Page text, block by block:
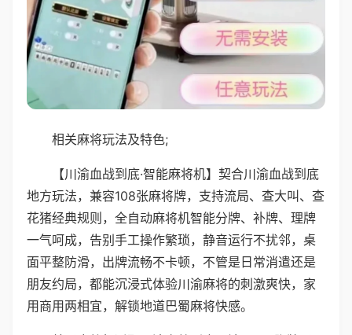
相关麻将玩法及特色;
【川渝血战到底·智能麻将机】契合川渝血战到底
地方玩法，兼容108张麻将牌，支持流局、查大叫、查
花猪经典规则，全自动麻将机智能分牌、补牌、理牌
一气呵成，告别手工操作繁琐，静音运行不扰邻，桌
面平整防滑，出牌流畅不卡顿，不管是日常消遣还是
朋友约局，都能沉浸式体验川渝麻将的刺激爽快，家
用商用两相宜，解锁地道巴蜀麻将快感。